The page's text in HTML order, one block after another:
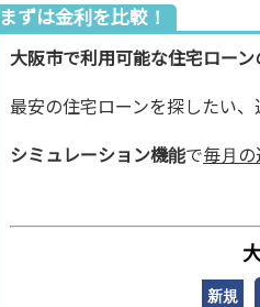
まずは金利を比較！
大阪市で利用可能な住宅ローン
最安の住宅ローンを探したい
シミュレーション機能で毎月
新規